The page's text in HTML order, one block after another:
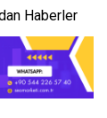
Haberler